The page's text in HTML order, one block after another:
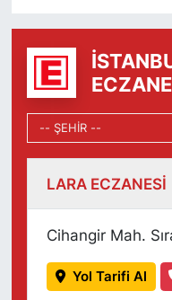
LARA ECZANESİ
Cihangir Mah.
Yol Tarifi Al